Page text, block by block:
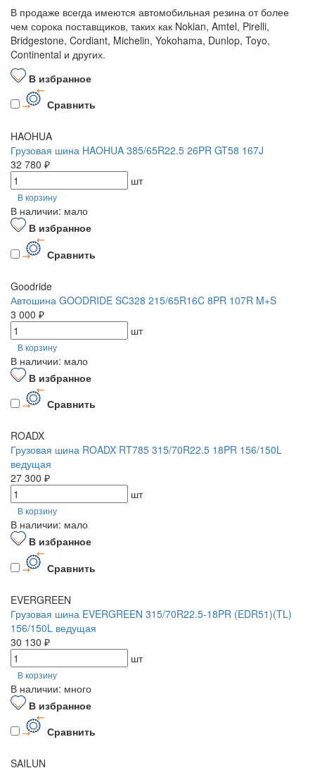
В продаже всегда имеются автомобильная резина от более
чем сорока поставщиков, таких как Nokian, Amtel, Pirelli,
Bridgestone, Cordiant, Michelin, Yokohama, Dunlop, Toyo,
Continental и других.
В избранное
Сравнить
HAOHUA
Грузовая шина HAOHUA 385/65R22.5 26PR GT58 167J
32 780 ₽
шт
В корзину
В наличии: мало
В избранное
Сравнить
Goodride
Автошина GOODRIDE SC328 215/65R16C 8PR 107R M+S
3 000 ₽
шт
В корзину
В наличии: мало
В избранное
Сравнить
ROADX
Грузовая шина ROADX RT785 315/70R22.5 18PR 156/150L
ведущая
27 300 ₽
шт
В корзину
В наличии: мало
В избранное
Сравнить
EVERGREEN
Грузовая шина EVERGREEN 315/70R22.5-18PR (EDR51)(TL)
156/150L ведущая
30 130 ₽
шт
В корзину
В наличии: много
В избранное
Сравнить
SAILUN